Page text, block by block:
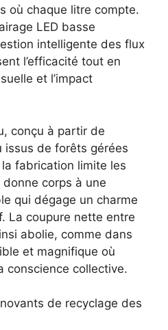
où chaque litre compte.
LED basse
intelligente des flux
l’efficacité tout en
et l’impact
conçu à partir de
issus de forêts gérées
fabrication limite les
corps à une
qui dégage un charme
La coupure nette entre
abolie, comme dans
et magnifique où
conscience collective.
de recyclage des